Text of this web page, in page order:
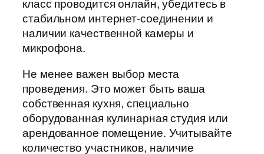
класс проводится онлайн, убедитесь в
стабильном интернет-соединении и
наличии качественной камеры и
микрофона.
Не менее важен выбор места
проведения. Это может быть ваша
собственная кухня, специально
оборудованная кулинарная студия или
арендованное помещение. Учитывайте
количество участников, наличие